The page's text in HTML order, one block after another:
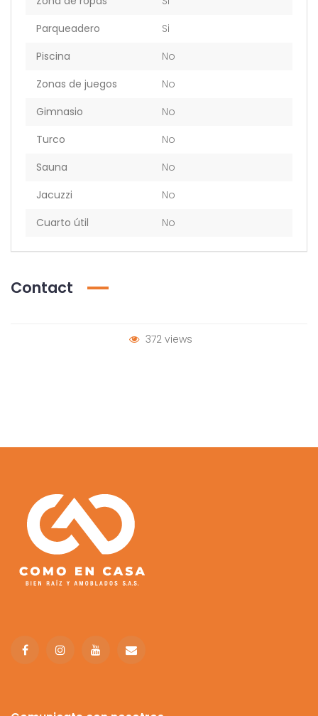
Parqueadero
Si
Piscina
No
Zonas de juegos
No
Gimnasio
No
Turco
No
Sauna
No
Jacuzzi
No
Cuarto útil
No
Contact
372 views